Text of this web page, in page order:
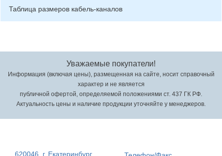
Таблица размеров кабель-каналов
Уважаемые покупатели!
Информация (включая цены), размещенная на сайте, носит справочный
характер и не является
публичной офертой, определяемой положениями ст. 437 ГК РФ.
Актуальность цены и наличие продукции уточняйте у менеджеров.
620046, г. Екатеринбург,